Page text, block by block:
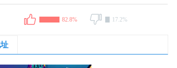
82.8% 17.2%